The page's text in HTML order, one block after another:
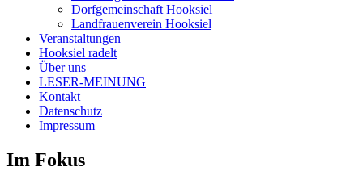
Dorfgemeinschaft Hooksiel
Landfrauenverein Hooksiel
Veranstaltungen
Hooksiel radelt
Über uns
LESER-MEINUNG
Kontakt
Datenschutz
Impressum
Im Fokus